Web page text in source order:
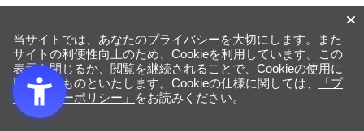
当サイトでは、あなたのプライバシーを大切にします。また
サイトの利便性向上のため、Cookieを利用しています。この
表示を閉じるか、閲覧を継続されることで、Cookieの使用に
同意するものといたします。Cookieの仕様に関しては、
「プ
ライバシーポリシー」
をお読みください。